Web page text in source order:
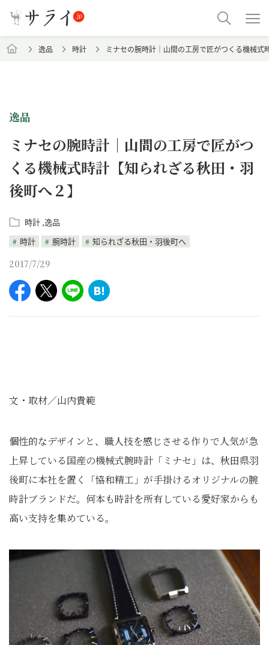
逸品 時計 ミナセの腕時計｜山間の工房で匠がつくる機械
逸品
ミナセの腕時計｜山間の工房で匠がつ
くる機械式時計【知られざる秋田・羽
後町へ２】
時計 逸品
時計
腕時計 知られざる秋田・羽後町へ
2017/7/29
文・取材／山内貴範
個性的なデザインと、職人技を感じさせる作りで人気が急
上昇している国産の機械式腕時計「ミナセ」は、秋田県羽
後町に本社を置く「協和精工」が手掛けるオリジナルの腕
時計ブランドだ。何本も時計を所有している愛好家からも
高い支持を集めている。